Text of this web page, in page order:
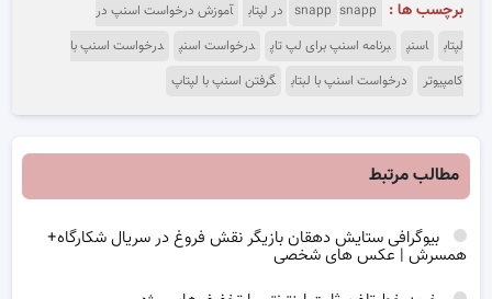
برچسب ها : snapp snapp در لپتاب
آموزش درخواست اسنپ در
لپتاب
اسنپ برنامه اسنپ برای لپ تاپ درخواست اسنپ
درخواست اسنپ با
کامپیوتر
درخواست اسنپ با لبتاب گرفتن اسنپ با لپتاپ
مطالب مرتبط
بیوگرافی ستایش دهقان بازیگر نقش فروغ در سریال شکارگاه+
همسرش | عکس های شخصی